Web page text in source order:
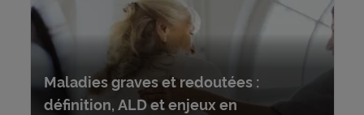
Maladies graves et redoutées :
définition, ALD et enjeux en